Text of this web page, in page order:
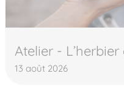
Atelier -
13 août 2026